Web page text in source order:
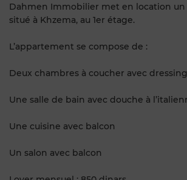
Dahmen Immobilier met en location
situé à Khzema, au 1er étage.
L’appartement se compose de :
Deux chambres à coucher avec dressing
Une salle de bain avec douche à
Une cuisine avec balcon
Un salon avec balcon